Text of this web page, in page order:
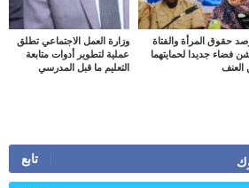
حقوق المرأة والفتاة
فضاء جديدا لحمايتهما
العنف
وزارة العمل الاجتماعي تطلق
عملية لتطوير أدوات متابعة
التعليم ما قبل المدرسي
تابع